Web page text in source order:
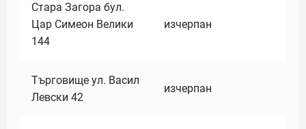
Стара Загора бул.
Цар Симеон Велики
144
изчерпан
Търговище ул. Васил
Левски 42
изчерпан